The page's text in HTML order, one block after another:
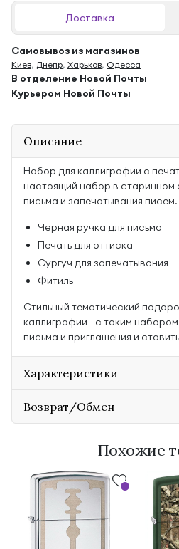
Доставка
Самовывоз из магазинов
Киев, Днепр, Харьков, Одесса
В отделение Новой Почты
Курьером Новой Почты
Описание
Набор для каллиграфии с
настоящий набор в старинном
письма и запечатывания писем.
Чёрная ручка для письма
Печать для оттиска
Сургуч для запечатывания
Фитиль
Стильный тематический
каллиграфии - с таким
письма и приглашения и
Характеристики
Возврат/Обмен
Похожие